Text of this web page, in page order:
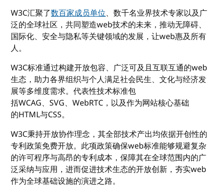
W3C汇聚了数百家成员单位、数千名业界技术专家以及广
泛的全球社区，共同塑造web技术的未来，推动无障碍、
国际化、安全与隐私等关键领域的发展，让web惠及所有
人。
W3C标准通过构建开放包容、广泛可及且互联互通的web
生态，助力各界组织与个人满足社会民生、文化与经济发
展等多维度需求。代表性技术标准包
括WCAG、SVG、WebRTC ，以及作为网站核心基础
的HTML与CSS。
W3C秉持开放协作理念，其全部技术产出均依据开创性的
专利政策免费开放。此项政策确保web标准能够规避复杂
的许可程序与高昂的专利成本，保障其在全球范围内的广
泛采纳与应用，进而促进技术生态的开放创新，夯实web
作为全球基础设施的演进之路。